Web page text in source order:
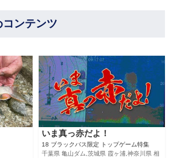
ンテンツ
いま真っ赤だよ！
18 ブラックバス限定 トップゲーム特集
千葉県 亀山ダム,茨城県 霞ヶ浦,神奈川県 相